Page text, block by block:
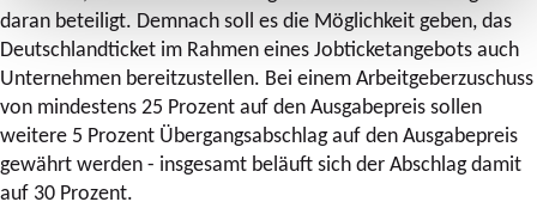
daran beteiligt. Demnach soll es die Möglichkeit geben, das
Deutschlandticket im Rahmen eines Jobticketangebots auch
Unternehmen bereitzustellen. Bei einem Arbeitgeberzuschuss
von mindestens 25 Prozent auf den Ausgabepreis sollen
weitere 5 Prozent Übergangsabschlag auf den Ausgabepreis
gewährt werden - insgesamt beläuft sich der Abschlag damit
auf 30 Prozent.